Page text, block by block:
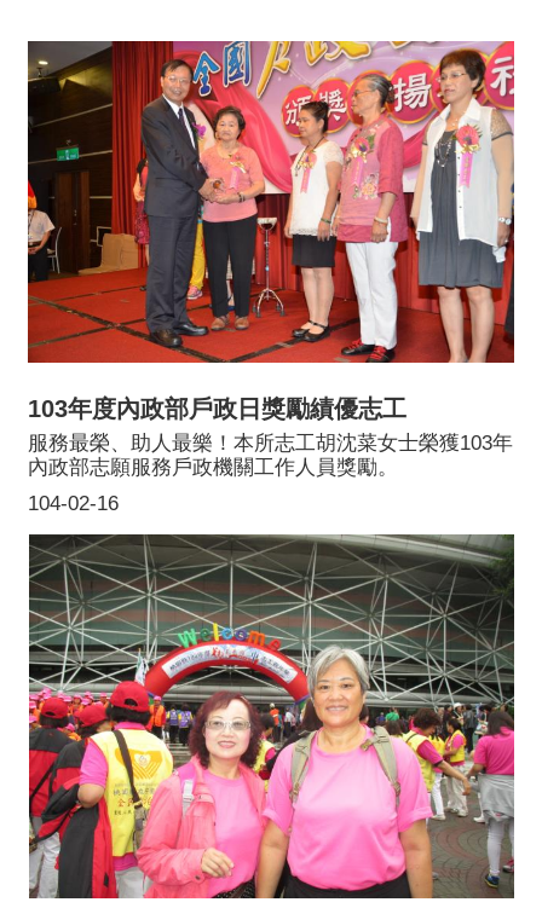
103年度內政部戶政日獎勵績優志工
104-02-16
服務最榮、助人最樂！本所志工胡沈菜女士榮獲103年
內政部志願服務戶政機關工作人員獎勵。